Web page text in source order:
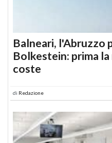
Balneari, l'Abruzzo
Bolkestein: prima
coste
di Redazione